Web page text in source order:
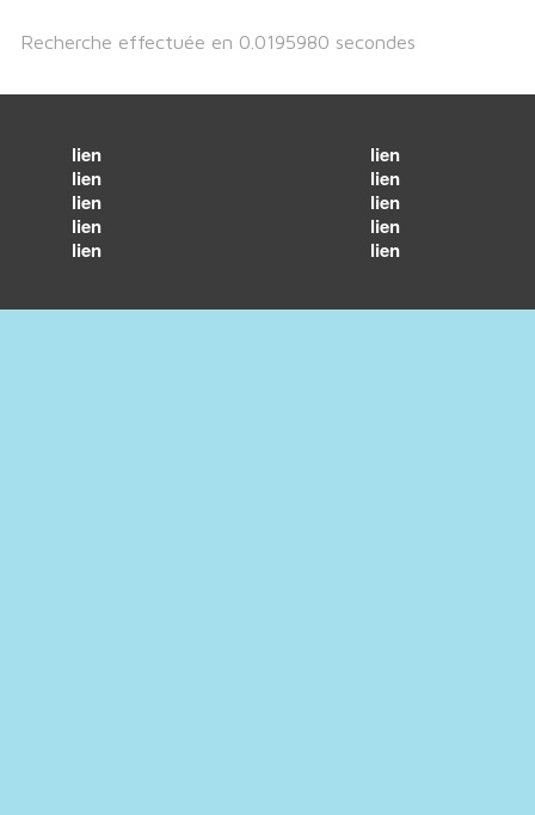
Recherche effectuée en 0.0195980 secondes
lien
lien
lien
lien
lien
lien
lien
lien
lien
lien